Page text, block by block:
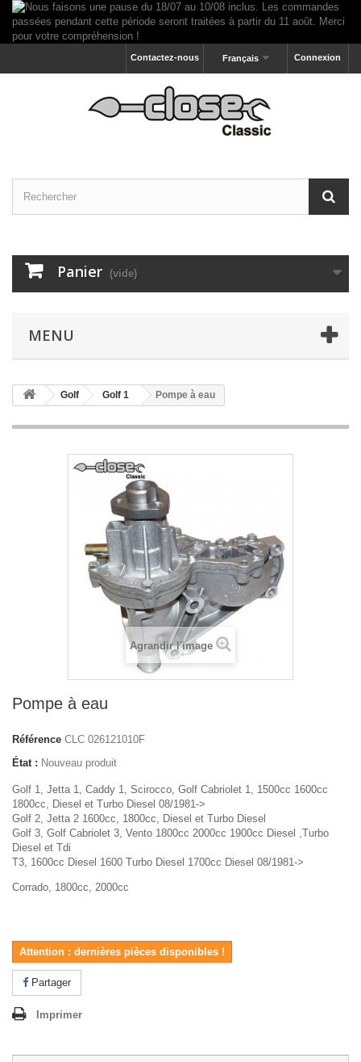
Connexion
Français
Contactez-nous
Panier (vide)
MENU
Golf Golf 1 Pompe à eau
Agrandir l'image
Pompe à eau
Référence CLC 026121010F
État : Nouveau produit
Golf 1, Jetta 1, Caddy 1, Scirocco, Golf Cabriolet 1, 1500cc 1600cc
1800cc, Diesel et Turbo Diesel 08/1981->
Golf 2, Jetta 2 1600cc, 1800cc, Diesel et Turbo Diesel
Golf 3, Golf Cabriolet 3, Vento 1800cc 2000cc 1900cc Diesel ,Turbo
Diesel et Tdi
T3, 1600cc Diesel 1600 Turbo Diesel 1700cc Diesel 08/1981->
Corrado, 1800cc, 2000cc
Attention : dernières pièces disponibles !
Partager
Imprimer